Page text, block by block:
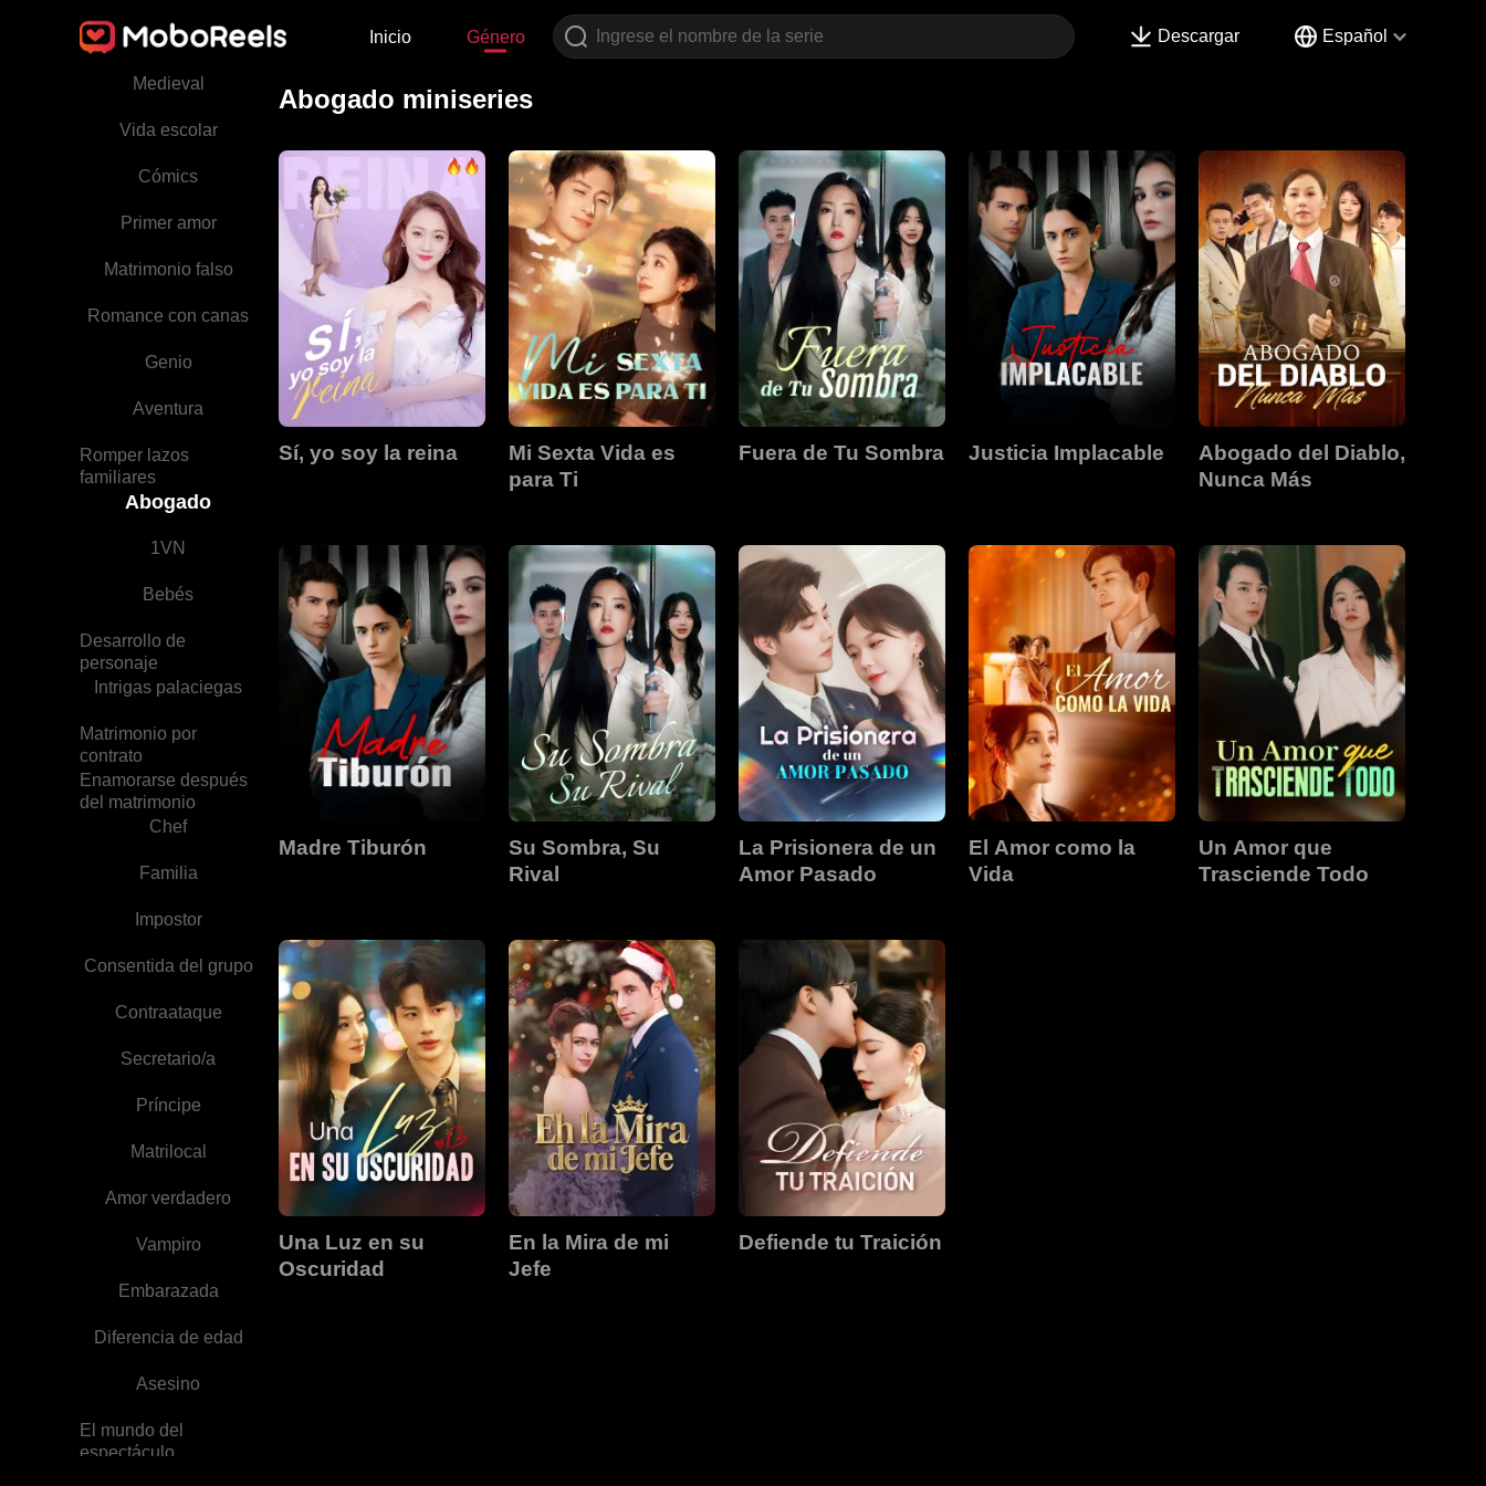
Inicio Género Descargar Español
Peleas familiares
Medieval
Vida escolar
Cómics
Primer amor
Matrimonio falso
Romance con canas
Genio
Aventura
Romper lazos
familiares
Abogado
1VN
Bebés
Desarrollo de
personaje
Intrigas palaciegas
Matrimonio por
contrato
Enamorarse después
del matrimonio
Chef
Familia
Impostor
Consentida del grupo
Contraataque
Secretario/a
Príncipe
Matrilocal
Amor verdadero
Vampiro
Embarazada
Diferencia de edad
Asesino
El mundo del
espectáculo
Abogado miniseries
Sí, yo soy la reina
Mi Sexta Vida es
para Ti
Fuera de Tu Sombra Justicia Implacable
Abogado del Diablo,
Nunca Más
Madre Tiburón
Su Sombra, Su
Rival
La Prisionera de un
Amor Pasado
El Amor como la
Vida
Un Amor que
Trasciende Todo
Una Luz en su
Oscuridad
En la Mira de mi
Jefe
Defiende tu Traición